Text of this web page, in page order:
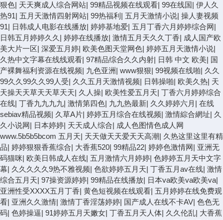
狠色| 天天爽成人综合网站| 99精品视频在线观看| 99在线国| 伊人久
热91| 五月天激情四射网站| 99热福利 | 五月天激情小说| 操人妻视频
91| 日韩成人电影在线播放| 婷婷基地爱| 五月丁香六月婷婷综合网|
日韩五月婷婷久久 | 婷婷在线播放| 激情五月天久久丁香| 成人国产欧
美大片一区| 深爱五月婷| 欧美色图天堂网色| 婷婷五月天激情小说|
久热中文字幕在线线观看| 97精品综合久久内射| 日韩 中文 欧美| 国
产裸舞福利资源在线视频| 九色亚洲 | www狠狠| 99视频在线啪| 久久
99久久99久久99人受| 久久五月天激情视频| 日韩操啪| 欧美久热| 天
天操天天草天天草天天| 久人操| 欧美性爱五月天| 丁香六月婷婷综合
在线| 丁香九九九九| 激情第四色| 九九热最新| 久久婷婷六月 | 在线
sebiav精品视频| 久草A片| 婷婷五月综合在线视频| 激情綜合網址| 久
久小说网| 日本婷婷| 天天成人综合| 成人色图情色成人网
www.5b5b5bcom 五月天| 天天做天天爱天天高潮| 久热这里这里有精
品| 婷婷狠狠香蕉综合| 大香蕉520| 99精品22| 婷婷色激情网| 亚洲无
码猫咪| 欧美日韩成人在线| 五月激情六月婷婷| 色婷婷五月天中文字
幕| 久久久久久9热不雅视频| 色欲婷婷五月天| 丁香五月av在线| 激情
综合五月天| 97操资源婷婷| 99精品在线播放| 日本va欧美va欧美va|
亚洲性受XXXX五月丁香| 黄色短视频在线观看| 五月婷婷在线免费观
看| 亚洲久久激情| 激情丁香淫荡婷婷| 国产成人在线不卡AV| 色色无
码| 色婷操逼| 91婷婷五月天嫩女| 丁香五月天人体| 久久伦乱| 大香蕉